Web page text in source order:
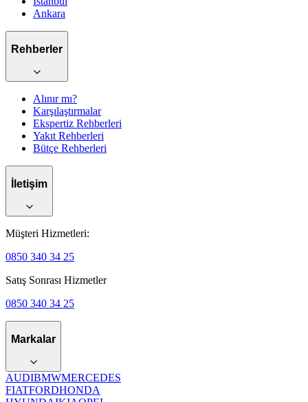
Ankara
Rehberler
Alınır mı?
Karşılaştırmalar
Ekspertiz Rehberleri
Yakıt Rehberleri
Bütçe Rehberleri
İletişim
Müşteri Hizmetleri:
0850 340 34 25
Satış Sonrası Hizmetler
0850 340 34 25
Markalar
AUDIBMWMERCEDES
FIATFORDHONDA